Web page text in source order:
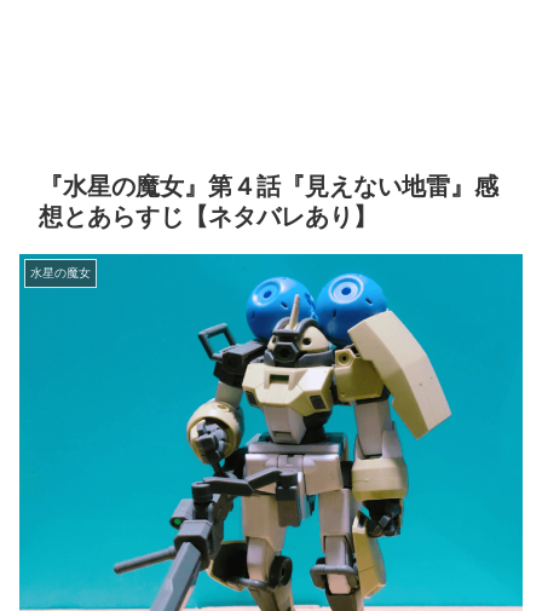
『水星の魔女』第４話『見えない地雷』感
想とあらすじ【ネタバレあり】
水星の魔女